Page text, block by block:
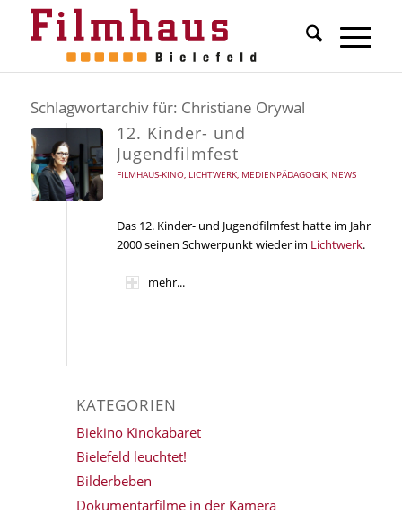
Schlagwortarchiv für: Christiane Orywal
12. Kinder- und
Jugendfilmfest
FILMHAUS-KINO, LICHTWERK, MEDIENPÄDAGOGIK, NEWS
Das 12. Kinder- und Jugendfilmfest hatte im Jahr
2000 seinen Schwerpunkt wieder im Lichtwerk.
mehr...
KATEGORIEN
Biekino Kinokabaret
Bielefeld leuchtet!
Bilderbeben
Dokumentarfilme in der Kamera